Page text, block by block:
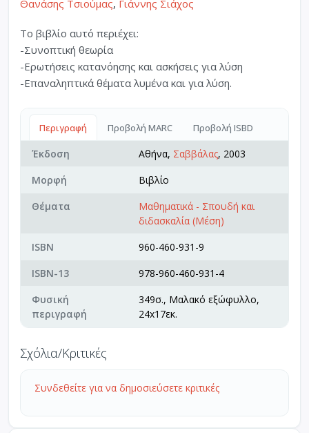
Θανάσης Τσιούμας, Γιάννης Σιάχος
Το βιβλίο αυτό περιέχει:
-Συνοπτική θεωρία
-Ερωτήσεις κατανόησης και ασκήσεις για λύση
-Επαναληπτικά θέματα λυμένα και για λύση.
Περιγραφή Προβολή MARC Προβολή ISBD
Έκδοση Αθήνα, Σαββάλας, 2003
Μορφή
Βιβλίο
Θέματα
Μαθηματικά - Σπουδή και
διδασκαλία (Μέση)
ISBN
960-460-931-9
ISBN-13
978-960-460-931-4
Φυσική
περιγραφή
349σ., Μαλακό εξώφυλλο,
24x17εκ.
Σχόλια/Κριτικές
Συνδεθείτε για να δημοσιεύσετε κριτικές